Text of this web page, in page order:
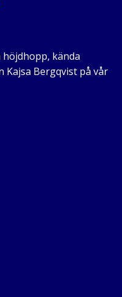
kända
Kajsa Bergqvist på vår